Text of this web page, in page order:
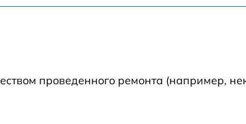
проведенного ремонта (например,